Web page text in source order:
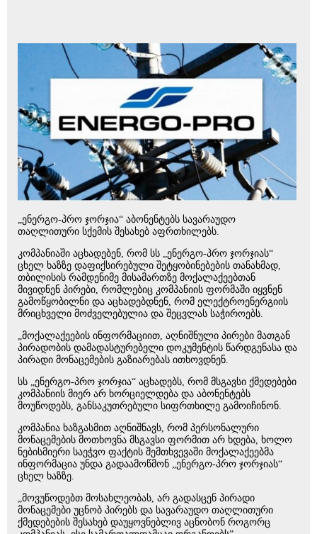
„ენერგო-პრო ჯორჯია“ აბონენტებს სავარაუდო
თაღლითური სქემის შესახებ აფრთხილებს.
კომპანიაში აცხადებენ, რომ სს „ენერგო-პრო ჯორჯიას“
ცხელ ხაზზე დაფიქსირებული შეტყობინებების თანახმად,
თბილისის რამდენიმე მისამართზე მოქალაქეებთან
მივიდნენ პირები, რომლებიც კომპანიის ფორმაში იყვნენ
გამოწყობილნი და აცხადებდნენ, რომ ელექტროენერგიის
მრიცხველი მოძველებულია და შეცვლას საჭიროებს.
„მოქალაქეების ინფორმაციით, აღნიშნული პირები მათგან
პირადობის დამადასტურებელი დოკუმენტის წარდგენასა და
პირადი მონაცემების გაზიარებას ითხოვდნენ.
სს „ენერგო-პრო ჯორჯია“ აცხადებს, რომ მსგავსი ქმედებები
კომპანიის მიერ არ ხორციელდება და აბონენტებს
მოუწოდებს, განსაკუთრებული სიფრთხილე გამოიჩინონ.
კომპანია ხაზგასმით აღნიშნავს, რომ პერსონალური
მონაცემების მოთხოვნა მსგავსი ფორმით არ ხდება, ხოლო
ნებისმიერი საეჭვო ფაქტის შემთხვევაში მოქალაქეებმა
ინფორმაცია უნდა გადაამოწმონ „ენერგო-პრო ჯორჯიას“
ცხელ ხაზზე.
„მოვუწოდებთ მოსახლეობას, არ გადასცენ პირადი
მონაცემები უცნობ პირებს და სავარაუდო თაღლითური
ქმედებების შესახებ დაუყოვნებლივ აცნობონ როგორც